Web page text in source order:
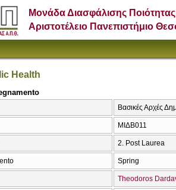
Μονάδα Διασφάλισης Ποιότητας
Αριστοτέλειο Πανεπιστήμιο
Health
Βασικές Αρχές
ΜΙΔΒ011
2. Post Laurea
Spring
Theodoros